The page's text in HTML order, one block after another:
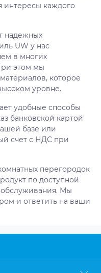
интересы каждого
надежных
UW у нас
в многих
этом мы
которое
уровне.
удобные способы
банковской картой
базе или
счет с НДС при
перегородок
по доступной
Мы
и ответить на ваши